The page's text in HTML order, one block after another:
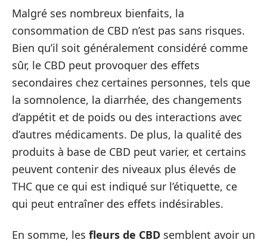
Malgré ses nombreux bienfaits, la
consommation de CBD n’est pas sans risques.
Bien qu’il soit généralement considéré comme
sûr, le CBD peut provoquer des effets
secondaires chez certaines personnes, tels que
la somnolence, la diarrhée, des changements
d’appétit et de poids ou des interactions avec
d’autres médicaments. De plus, la qualité des
produits à base de CBD peut varier, et certains
peuvent contenir des niveaux plus élevés de
THC que ce qui est indiqué sur l’étiquette, ce
qui peut entraîner des effets indésirables.
En somme, les fleurs de CBD semblent avoir un